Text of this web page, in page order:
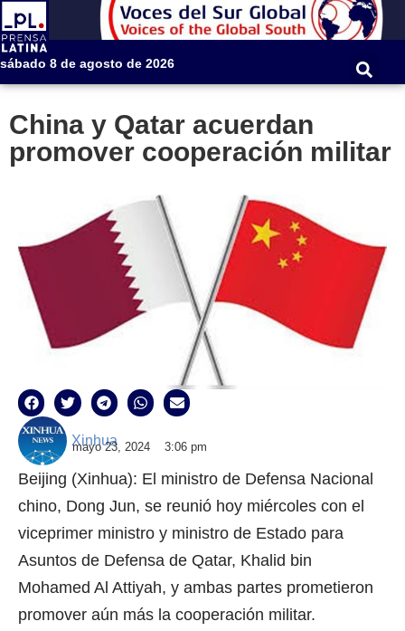
sábado 8 de agosto de 2026
China y Qatar acuerdan
promover cooperación militar
Xinhua
mayo 23, 2024 3:06 pm
Beijing (Xinhua): El ministro de Defensa Nacional
chino, Dong Jun, se reunió hoy miércoles con el
viceprimer ministro y ministro de Estado para
Asuntos de Defensa de Qatar, Khalid bin
Mohamed Al Attiyah, y ambas partes prometieron
promover aún más la cooperación militar.